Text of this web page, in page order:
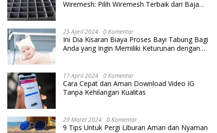
Wiremesh: Pilih Wiremesh Terbaik dari Baja
25 April 2024 0 Komentar
Ini Dia Kisaran Biaya Proses Bayi Tabung Bagi
Anda yang Ingin Memiliki Keturunan dengan
17 April 2024 0 Komentar
Cara Cepat dan Aman Download Video IG
Tanpa Kehilangan Kualitas
29 Maret 2024 0 Komentar
9 Tips Untuk Pergi Liburan Aman dan Nyaman